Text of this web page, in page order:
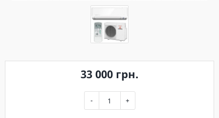
33 000 грн.
- +